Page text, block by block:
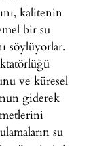
kalitenin
bir su
söylüyorlar.
ve küresel
giderek
su